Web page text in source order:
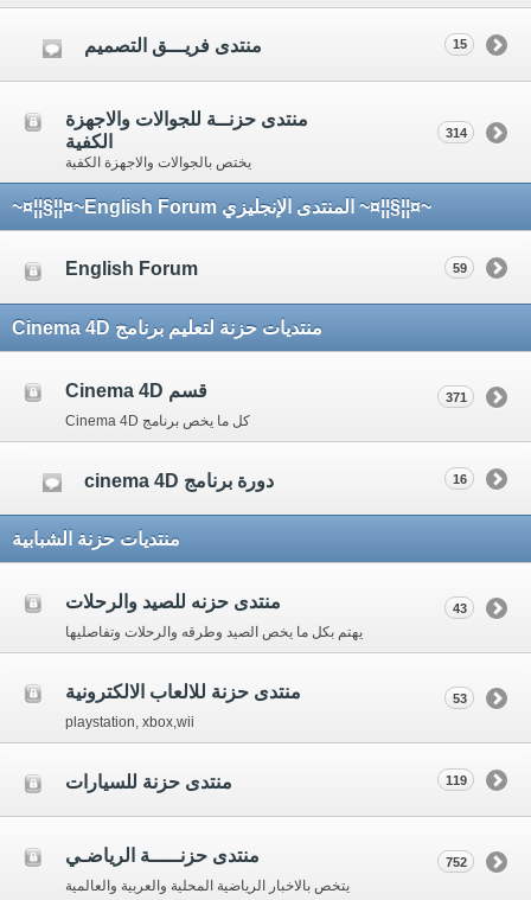
منتدى فريـــق التصميم 15
منتدى حزنــة للجوالات والاجهزة
الكفية
يختص بالجوالات والاجهزة الكفية
314
~¤¦¦§¦¦¤~ المنتدى الإنجليزي English Forum~¤¦¦§¦¦¤~
English Forum 59
منتديات حزنة لتعليم برنامج Cinema 4D
قسم Cinema 4D
كل ما يخص برنامج Cinema 4D
371
دورة برنامج cinema 4D 16
منتديات حزنة الشبابية
منتدى حزنه للصيد والرحلات
يهتم بكل ما يخص الصيد وطرقه والرحلات وتفاصليها
43
منتدى حزنة للالعاب الالكترونية
playstation, xbox,wii
53
منتدى حزنة للسيارات 119
منتدى حزنـــــة الرياضـي
يتخص بالاخبار الرياضية المحلية والعربية والعالمية
752